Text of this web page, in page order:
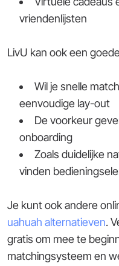
vriendenlijsten
LivU kan ook een
Wil je snelle
eenvoudige lay-out
De voorkeur
onboarding
Zoals duidelijke
vinden
Je kunt ook andere
uahuah alternatieven.
gratis om mee te
matchingsysteem en